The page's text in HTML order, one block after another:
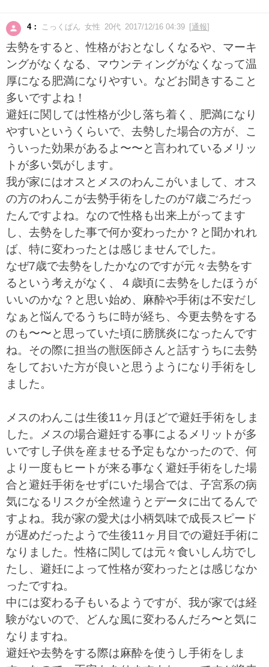
4： こっくぱん 女性 20代 2017/12/16 04:39 [通報]
去勢をすると、性格がおとなしくなるや、マーキ
ングがなくなる、マウンティングがなくなって温
厚になる肥満になりやすい。などお聞きすること
多いですよね！
避妊に関しては性格が少し落ち着く、肥満になり
やすいというくらいで、去勢した場合の方が、こ
ういった効果があるよ〜〜と言われているメリッ
トが多い気がします。
我が家にはオスとメスのわんこがいまして、オス
の方のわんこが去勢手術をしたのが7歳ごろだっ
たんですよね。なので性格も出来上がってます
し、去勢をした事で何か変わったか？と聞かれれ
ば、特に変わったとは感じませんでした。
なぜ7歳で去勢をしたかなのですが元々去勢をす
るという考えがなく、４歳頃に去勢をしたほうが
いいのかな？と思い始め、麻酔や手術は不安だし
なぁと悩んでるうちに時が経ち、今更去勢をする
のも〜〜と思っていた頃に膀胱炎になったんです
ね。その際に担当の獣医師さんと話すうちに去勢
をしておいた方が良いと思うようになり手術をし
ました。
メスのわんこは生後11ヶ月ほどで避妊手術をしま
した。メスの場合避妊する事によるメリットが多
いですし子供を産ませる予定もなかったので、何
より一度もヒートが来る事なく避妊手術をした場
合と避妊手術をせずにいた場合では、子宮系の病
気になるリスクが全然違うとデータに出てるんで
すよね。我が家の愛犬は小柄気味で成長スピード
が遅めだったようで生後11ヶ月目での避妊手術に
なりました。性格に関しては元々食いしん坊でし
たし、避妊によって性格が変わったとは感じなか
ったですね。
中には変わる子もいるようですが、我が家では経
験がないので、どんな風に変わるんだろ〜と気に
なりますね。
避妊や去勢をする際は麻酔を使うし手術をしま